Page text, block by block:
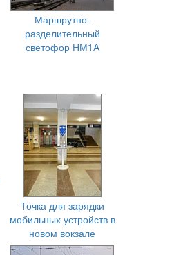
Маршрутно-
разделительный
светофор НМ1А
Точка для зарядки
мобильных устройств в
новом вокзале